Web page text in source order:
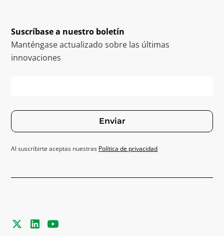
Suscríbase a nuestro boletín
Manténgase actualizado sobre las últimas
innovaciones
Enviar
Al suscribirte aceptas nuestras Política de privacidad